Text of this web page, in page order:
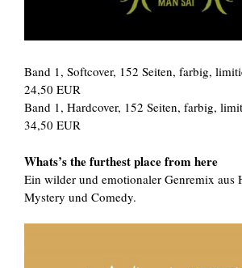
Band 1, Softcover, 152 Seiten, farbig,
24,50 EUR
Band 1, Hardcover, 152 Seiten, farbig,
34,50 EUR
Whats’s the furthest place from here
Ein wilder und emotionaler Genremix aus
Mystery und Comedy.